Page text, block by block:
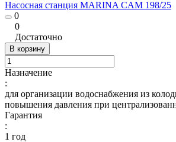
Насосная станция MARINA CAM 198/25
0
0
Достаточно
В корзину
Назначение
:
для организации водоснабжения из
повышения давления при
Гарантия
:
1 год